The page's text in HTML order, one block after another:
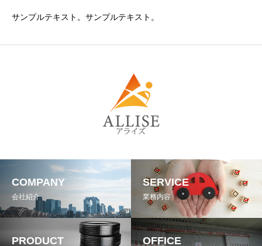
サンプルテキスト。サンプルテキスト。
COMPANY
会社紹介
SERVICE
業務内容
PRODUCT OFFICE